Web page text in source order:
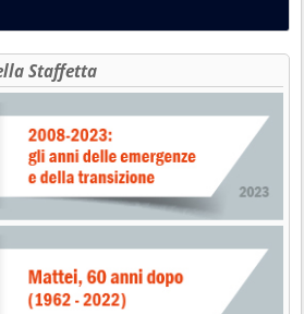
Staffetta